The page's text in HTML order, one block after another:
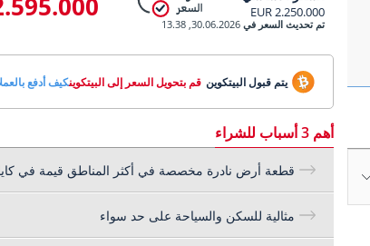
2.250.000 EUR
تم تحديث السعر في30.06.2026, 13.38
يتم قبول البيتكوين قم بتحويل السعر إلى البيتكوينكيف أدفع
أهم 3 أسباب للشراء
قطعة أرض نادرة مخصصة في أكثر المناطق قيمة في
مثالية للسكن والسياحة على حد سواء